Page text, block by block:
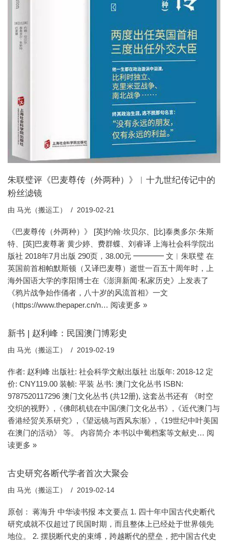
朱联璧评《巴麦尊传（外两种）》︱十九世纪传记中的
粉丝滤镜
由 马光（搬运工） 2019-02-21
《巴麦尊传（外两种）》 [英]约翰·坎贝尔、[比]泰奥多尔·朱斯
特、[英]巴麦尊著 黄少婷、费群蝶、刘睿译 上海社会科学院出
版社 2018年7月出版 290页，38.00元 ━━━━ 文︱朱联璧 在
英国前首相帕默斯顿（又译巴麦尊）逝世一百五十周年时，上
海外国语大学的李阳博士在《澎湃新闻·私家历史》上发表了
《鸦片战争始作俑者，八十岁的风流首相》一文
（https://www.thepaper.cn/n… 阅读更多 »
新书 | 赵利峰：民国澳门博彩史
由 马光（搬运工） 2019-02-19
作者: 赵利峰 出版社: 社会科学文献出版社 出版年: 2018-12 定
价: CNY119.00 装帧: 平装 丛书: 澳门文化丛书 ISBN:
9787520117296 澳门文化丛书 (共12册), 这套丛书还有 《时空
交织的视野》,《佛郎机铳在中国/澳门文化丛书》,《近代澳门与
香港经贸关系研究》,《望远镜与西风东渐》,《19世纪中叶美国
在澳门的活动》 等。 内容简介 本书以中葡档案等文献史… 阅
读更多 »
古史研究各断代学者首次大聚会
由 马光（搬运工） 2019-02-14
原创： 蒋海升 中华读书报 本文要点 1. 四十年中国古代史断代
研究成就不仅超过了民国时期，而且整体上已经处于世界领先
地位。 2. 摆脱断代史的束缚，跨越断代的壁垒，把中国古代史